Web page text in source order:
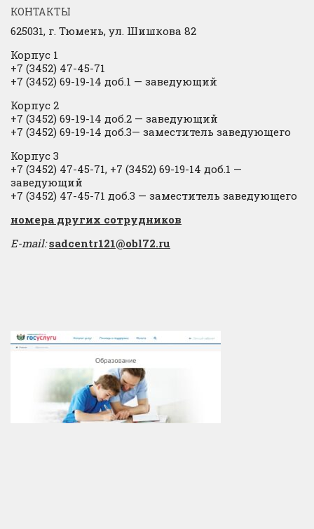
КОНТАКТЫ
625031, г. Тюмень, ул. Шишкова 82
Корпус 1
+7 (3452) 47-45-71
+7 (3452) 69-19-14 доб.1 — заведующий
Корпус 2
+7 (3452) 69-19-14 доб.2 — заведующий
+7 (3452) 69-19-14 доб.3— заместитель заведующего
Корпус 3
+7 (3452) 47-45-71, +7 (3452) 69-19-14 доб.1 —
заведующий
+7 (3452) 47-45-71 доб.3 — заместитель заведующего
​номера других сотрудников
E-mail: sadcentr121@obl72.ru